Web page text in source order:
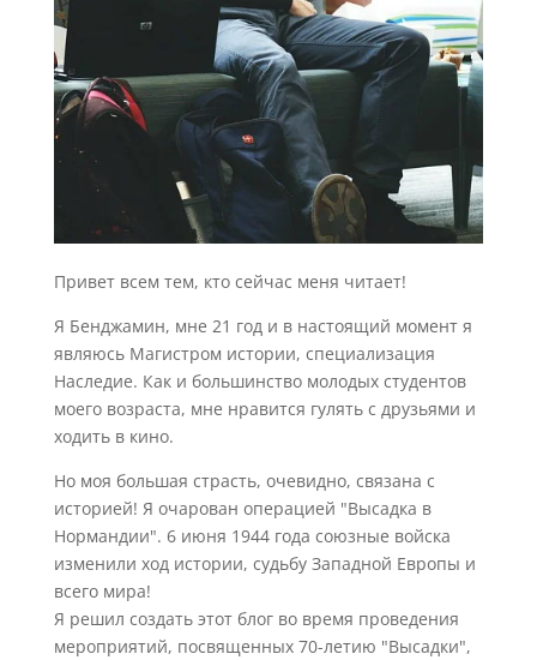
Привет всем тем, кто сейчас меня читает!
Я Бенджамин, мне 21 год и в настоящий момент я
являюсь Магистром истории, специализация
Наследие. Как и большинство молодых студентов
моего возраста, мне нравится гулять с друзьями и
ходить в кино.
Но моя большая страсть, очевидно, связана с
историей! Я очарован операцией "Высадка в
Нормандии". 6 июня 1944 года союзные войска
изменили ход истории, судьбу Западной Европы и
всего мира!
Я решил создать этот блог во время проведения
мероприятий, посвященных 70-летию "Высадки",